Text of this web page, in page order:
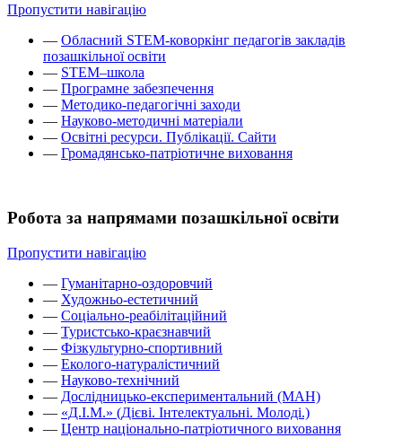
Пропустити навігацію
— Обласний STEM-коворкінг педагогів закладів
позашкільної освіти
— STEM–школа
— Програмне забезпечення
— Методико-педагогічні заходи
— Науково-методичні матеріали
— Освітні ресурси. Публікації. Сайти
— Громадянсько-патріотичне виховання
Робота за напрямами позашкільної освіти
Пропустити навігацію
— Гуманітарно-оздоровчий
— Художньо-естетичний
— Соціально-реабілітаційний
— Туристсько-краєзнавчий
— Фізкультурно-спортивний
— Еколого-натуралістичний
— Науково-технічний
— Дослідницько-експериментальний (МАН)
— «Д.І.М.» (Дієві. Інтелектуальні. Молоді.)
— Центр національно-патріотичного виховання